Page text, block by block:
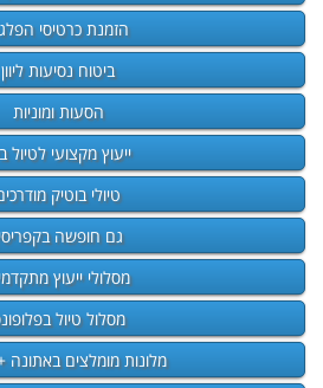
הזמנת כרטיסי
ביטוח נסיעות ליוון
הסעות ומוניות
ייעוץ מקצועי לטיול
טיולי בוטיק
גם חופשה
מסלולי ייעוץ
מסלול טיול
מלונות מומלצים